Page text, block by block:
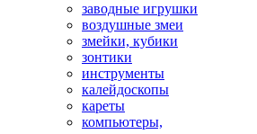
заводные игрушки
воздушные змеи
змейки, кубики
зонтики
инструменты
калейдоскопы
кареты
компьютеры,